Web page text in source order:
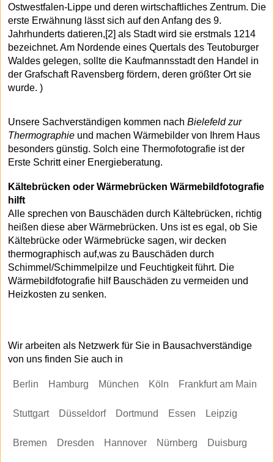
Ostwestfalen-Lippe und deren wirtschaftliches Zentrum. Die
erste Erwähnung lässt sich auf den Anfang des 9.
Jahrhunderts datieren,[2] als Stadt wird sie erstmals 1214
bezeichnet. Am Nordende eines Quertals des Teutoburger
Waldes gelegen, sollte die Kaufmannsstadt den Handel in
der Grafschaft Ravensberg fördern, deren größter Ort sie
wurde. )
Unsere Sachverständigen kommen nach Bielefeld zur
Thermographie und machen Wärmebilder von Ihrem Haus
besonders günstig. Solch eine Thermofotografie ist der
Erste Schritt einer Energieberatung.
Kältebrücken oder Wärmebrücken Wärmebildfotografie
hilft
Alle sprechen von Bauschäden durch Kältebrücken, richtig
heißen diese aber Wärmebrücken. Uns ist es egal, ob Sie
Kältebrücke oder Wärmebrücke sagen, wir decken
thermographisch auf,was zu Bauschäden durch
Schimmel/Schimmelpilze und Feuchtigkeit führt. Die
Wärmebildfotografie hilf Bauschäden zu vermeiden und
Heizkosten zu senken.
Wir arbeiten als Netzwerk für Sie in Bausachverständige
von uns finden Sie auch in
Berlin Hamburg München Köln Frankfurt am Main
Stuttgart Düsseldorf Dortmund Essen Leipzig
Bremen Dresden Hannover Nürnberg Duisburg